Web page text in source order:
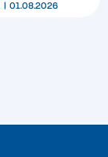
01.08.2026